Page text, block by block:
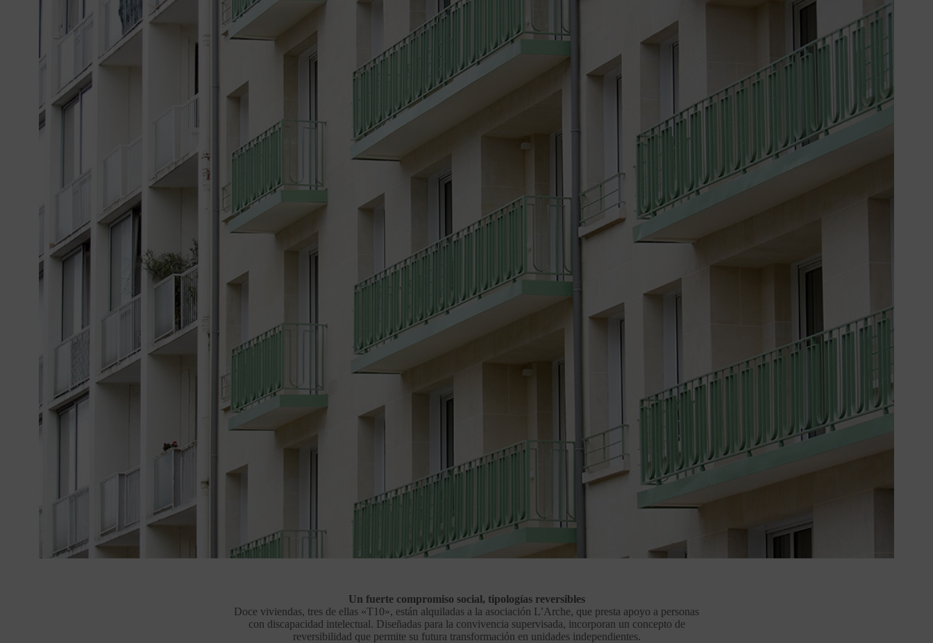
Un fuerte compromiso social, tipologías reversibles
Doce viviendas, tres de ellas «T10», están alquiladas a la asociación L’Arche, que presta apoyo a personas
con discapacidad intelectual. Diseñadas para la convivencia supervisada, incorporan un concepto de
reversibilidad que permite su futura transformación en unidades independientes.